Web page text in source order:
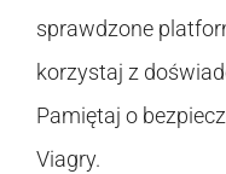
sprawdzone
korzystaj z
Pamiętaj o
Viagry.